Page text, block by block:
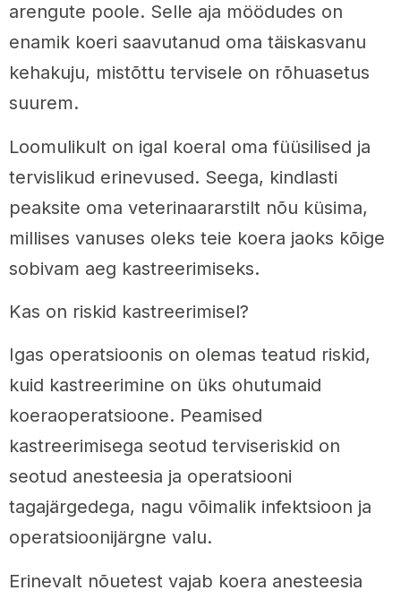
arengute poole. Selle aja möödudes on
enamik koeri saavutanud oma täiskasvanu
kehakuju, mistõttu tervisele on rõhuasetus
suurem.
Loomulikult on igal koeral oma füüsilised ja
tervislikud erinevused. Seega, kindlasti
peaksite oma veterinaararstilt nõu küsima,
millises vanuses oleks teie koera jaoks kõige
sobivam aeg kastreerimiseks.
Kas on riskid kastreerimisel?
Igas operatsioonis on olemas teatud riskid,
kuid kastreerimine on üks ohutumaid
koeraoperatsioone. Peamised
kastreerimisega seotud terviseriskid on
seotud anesteesia ja operatsiooni
tagajärgedega, nagu võimalik infektsioon ja
operatsioonijärgne valu.
Erinevalt nõuetest vajab koera anesteesia